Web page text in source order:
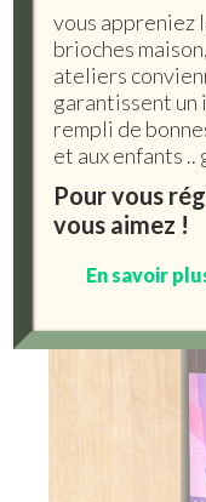
vous appreniez
brioches
ateliers
garantissent un
rempli de
et aux enfants ..
Pour vous
vous aimez !
En savoir